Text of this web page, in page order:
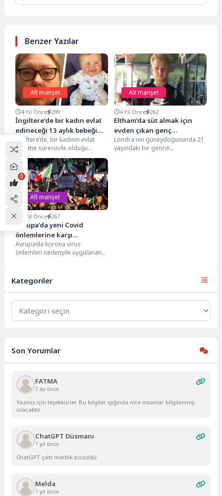
Benzer Yazılar
Alt manşet
4 Yıl Önce 299
İngiltere’de bir kadın evlat
edineceği 13 aylık bebeği
öldürdü
İngiltere’de, bir kadının evlat
edinme sürecinde olduğu
bebeği öldürmesi gündemi
sarstı. Kan donduran olay
İngiltere'nin...
Alt manşet
4 Yıl Önce 262
Eltham’da süt almak için
evden çıkan genç
bıçaklanarak öldürüldü
Londra'nın güneydoğusunda 21
yaşındaki bir gencin
Alt manşet
5 Yıl Önce 267
Avrupa’da yeni Covid
önlemlerine karşı
protestolar yayılıyor
Avrupa’da korona virüs
önlemleri nedenyile uygulanan
Hırvatistan ve İtalya'da...
Kategoriler
Kategoriler
Son Yorumlar
FATMA
7 ay önce
Yazınız için teşekkürler. Bu bilgiler ışığında nice insanlar bilgilenmiş
olacaktır.
ChatGPT Düsmanı
1 yıl önce
ChatGPT çıktı mertlik bozuldu
Melda
1 yıl önce
0